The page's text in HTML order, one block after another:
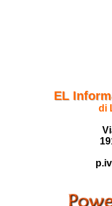
EL
di